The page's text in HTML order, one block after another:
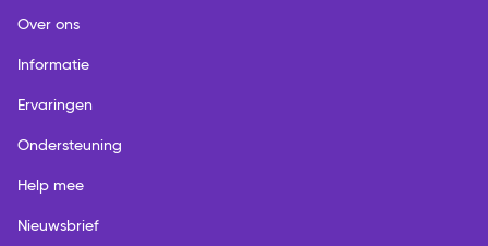
Over ons
Informatie
Ervaringen
Ondersteuning
Help mee
Nieuwsbrief